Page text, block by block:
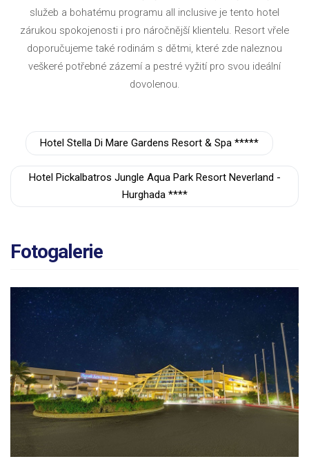
služeb a bohatému programu all inclusive je tento hotel
zárukou spokojenosti i pro náročnější klientelu. Resort vřele
doporučujeme také rodinám s dětmi, které zde naleznou
veškeré potřebné zázemí a pestré vyžití pro svou ideální
dovolenou.
Hotel Stella Di Mare Gardens Resort & Spa *****
Hotel Pickalbatros Jungle Aqua Park Resort Neverland -
Hurghada ****
Fotogalerie